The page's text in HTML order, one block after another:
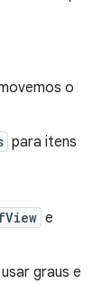
o
para itens
e
graus e